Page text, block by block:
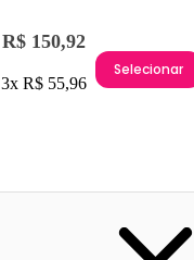
R$ 150,92
3x R$ 55,96
Selecionar